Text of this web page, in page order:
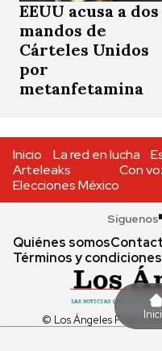
EEUU acusa a dos
mandos de
Cárteles Unidos
por
metanfetamina
Inicio La red en lucha
Arteleaks
Con
Elecciones México
© Los Ángeles Press
Síguenos
Quiénes somos
Términos y condiciones